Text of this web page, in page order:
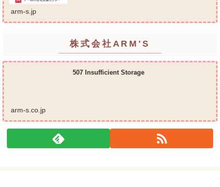
arm-s.jp
株式会社ARM'S
507 Insufficient Storage
arm-s.co.jp